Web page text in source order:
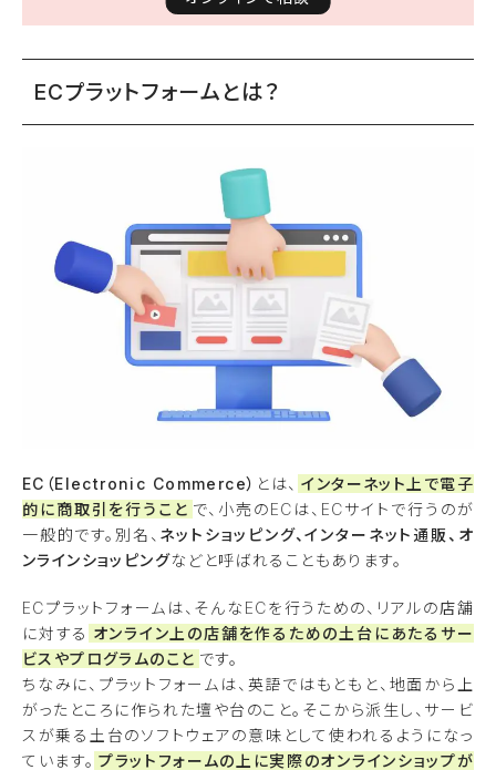
ECプラットフォームとは？
EC（Electronic Commerce） とは、 インターネット上で電子
的に商取引を行うこと で、小売のECは、ECサイトで行うのが
一般的です。別名、 ネットショッピング、インターネット通販、オ
ンラインショッピングなどと呼ばれることもあります。
ECプラットフォームは、そんなECを行うための、リアルの店舗
に対する オンライン上の店舗を作るための土台にあたるサー
ビスやプログラムのこと です。
ちなみに、プラットフォームは、英語ではもともと、地面から上
がったところに作られた壇や台のこと。そこから派生し、サービ
スが乗る土台のソフトウェアの意味として使われるようになっ
ています。 プラットフォームの上に実際のオンラインショップが